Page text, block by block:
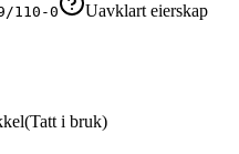
110-0
Uavklart eierskap
(Tatt i bruk)